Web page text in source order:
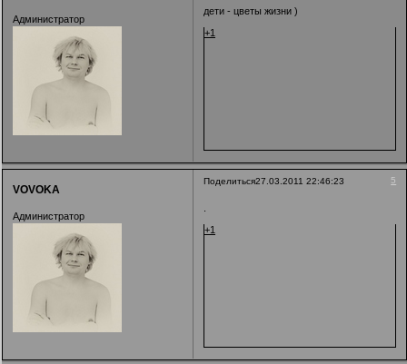
Администратор
дети - цветы жизни )
+1
Поделиться 5
27.03.2011 22:46:23
VOVOKA
Администратор
+1